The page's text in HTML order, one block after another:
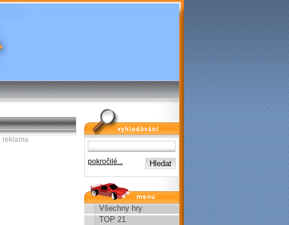
reklama
vyhledávání
pokročilé...
menu
Všechny hry
TOP 21